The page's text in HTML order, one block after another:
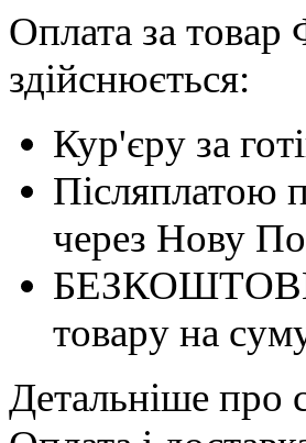
Оплата за
здійснюється:
Кур'єру за
Післяплатою
через Нову
товару на
Детальніше про